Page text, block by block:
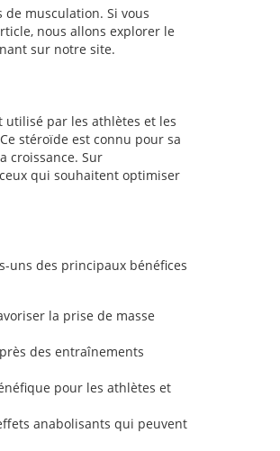
musculation. Si vous
nous allons explorer le
sur notre site.
utilisé par les athlètes et les
stéroïde est connu pour sa
croissance. Sur
qui souhaitent optimiser
uns des principaux bénéfices
la prise de masse
des entraînements
pour les athlètes et
anabolisants qui peuvent